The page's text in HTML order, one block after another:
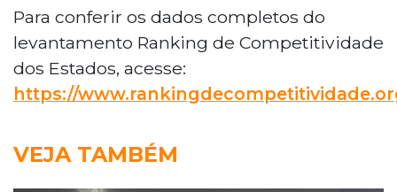
Para conferir os dados completos do
levantamento Ranking de Competitividade
dos Estados, acesse:
https://
VEJA TAMBÉM